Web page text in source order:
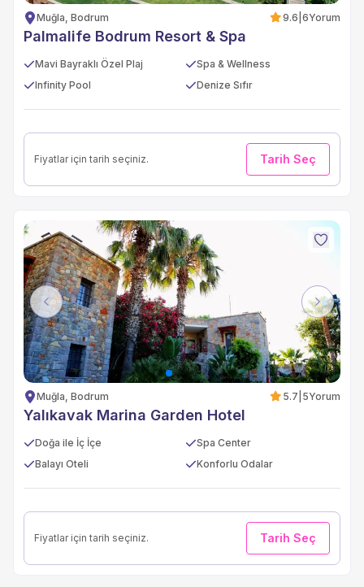
Muğla, Bodrum 9.6 6Yorum
Palmalife Bodrum Resort & Spa
Mavi Bayraklı Özel Plaj
Spa & Wellness
Infinity Pool
Denize Sıfır
Fiyatlar için tarih seçiniz. Tarih Seç
Previous Next
Muğla, Bodrum 5.7 5Yorum
Yalıkavak Marina Garden Hotel
Doğa ile İç İçe
Spa Center
Balayı Oteli
Konforlu Odalar
Fiyatlar için tarih seçiniz. Tarih Seç